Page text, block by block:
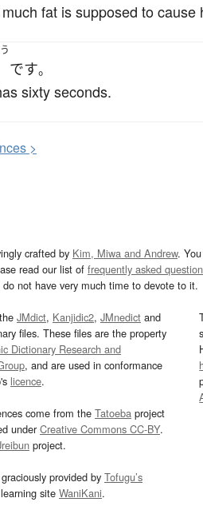
fat is supposed to cause
です。
sixty seconds.
>
crafted by Kim, Miwa and Andrew.
read our list of frequently asked
not have very much time to devote to it.
JMdict, Kanjidic2, JMnedict and
files. These files are the property
Dictionary Research and
, and are used in conformance
licence.
come from the Tatoeba project
underCreative Commons CC-BY.
project.
provided by Tofugu’s
site WaniKani.